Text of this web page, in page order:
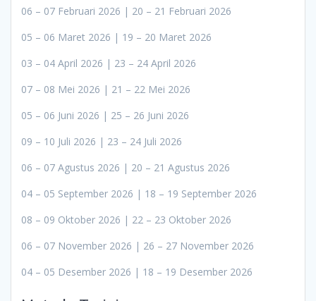
06 – 07 Februari 2026 | 20 – 21 Februari 2026
05 – 06 Maret 2026 | 19 – 20 Maret 2026
03 – 04 April 2026 | 23 – 24 April 2026
07 – 08 Mei 2026 | 21 – 22 Mei 2026
05 – 06 Juni 2026 | 25 – 26 Juni 2026
09 – 10 Juli 2026 | 23 – 24 Juli 2026
06 – 07 Agustus 2026 | 20 – 21 Agustus 2026
04 – 05 September 2026 | 18 – 19 September 2026
08 – 09 Oktober 2026 | 22 – 23 Oktober 2026
06 – 07 November 2026 | 26 – 27 November 2026
04 – 05 Desember 2026 | 18 – 19 Desember 2026